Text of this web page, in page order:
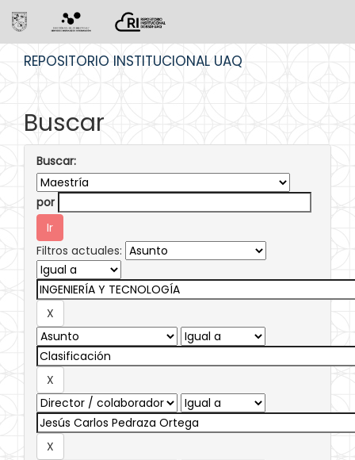
REPOSITORIO INSTITUCIONAL UAQ
Buscar
Buscar:
por
Filtros actuales: